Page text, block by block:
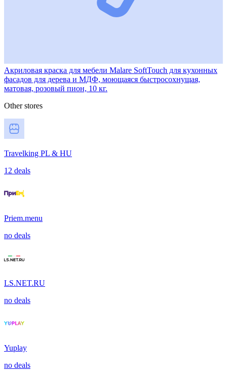
Акриловая краска для мебели Malare SoftTouch для кухонных
фасадов для дерева и МДФ, моющаяся быстросохнущая,
матовая, розовый пион, 10 кг.
Other stores
Travelking PL & HU
12 deals
Priem.menu
no deals
LS.NET.RU
no deals
Yuplay
no deals